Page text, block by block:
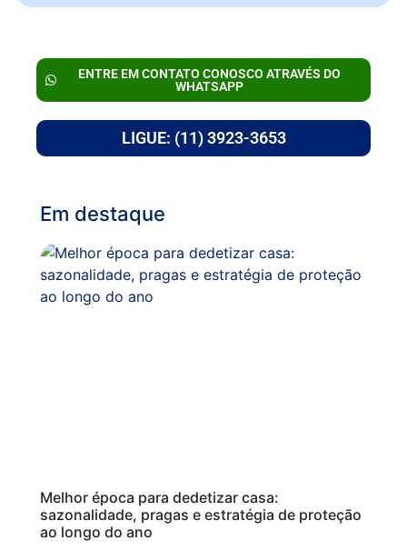
ENTRE EM CONTATO CONOSCO ATRAVÉS DO
WHATSAPP
LIGUE: (11) 3923-3653
Em destaque
Melhor época para dedetizar casa:
sazonalidade, pragas e estratégia de proteção
ao longo do ano